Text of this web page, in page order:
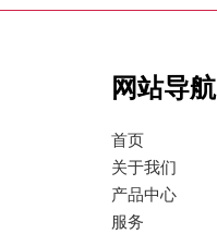
网站导航
首页
关于我们
产品中心
服务